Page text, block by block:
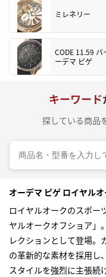
ミレネリー
CODE 11.59 バ
ーデマ ピゲ
キーワード
探している商品
オーデマ ピゲ ロイヤル
ロイヤルオークのスポー
ヤルオークオフショア」
レクションとして登場。
の革新的な素材を採用し
スタイルを強烈に主張続